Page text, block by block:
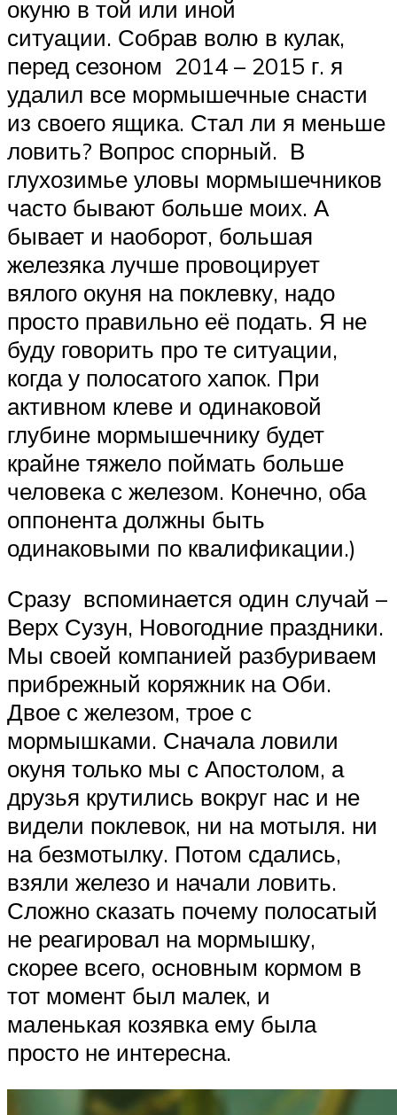
окуню в той или иной
ситуации. Собрав волю в кулак,
перед сезоном 2014 – 2015 г. я
удалил все мормышечные снасти
из своего ящика. Стал ли я меньше
ловить? Вопрос спорный. В
глухозимье уловы мормышечников
часто бывают больше моих. А
бывает и наоборот, большая
железяка лучше провоцирует
вялого окуня на поклевку, надо
просто правильно её подать. Я не
буду говорить про те ситуации,
когда у полосатого хапок. При
активном клеве и одинаковой
глубине мормышечнику будет
крайне тяжело поймать больше
человека с железом. Конечно, оба
оппонента должны быть
одинаковыми по квалификации.)
Сразу вспоминается один случай –
Верх Сузун, Новогодние праздники.
Мы своей компанией разбуриваем
прибрежный коряжник на Оби.
Двое с железом, трое с
мормышками. Сначала ловили
окуня только мы с Апостолом, а
друзья крутились вокруг нас и не
видели поклевок, ни на мотыля. ни
на безмотылку. Потом сдались,
взяли железо и начали ловить.
Сложно сказать почему полосатый
не реагировал на мормышку,
скорее всего, основным кормом в
тот момент был малек, и
маленькая козявка ему была
просто не интересна.